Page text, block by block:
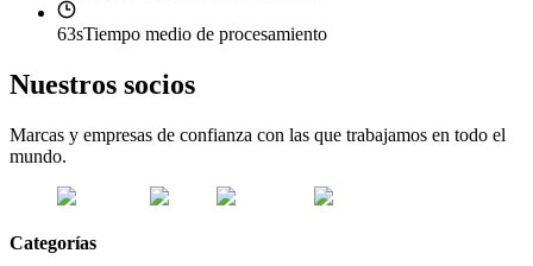
63sTiempo medio de procesamiento
Nuestros socios
Marcas y empresas de confianza con las que trabajamos en todo el
mundo.
Categorías